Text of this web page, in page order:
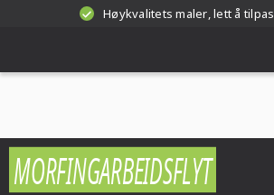
Høykvalitets maler, lett å
MORFINGARBEIDSFLYT